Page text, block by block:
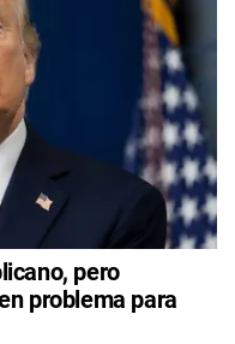
pero
problema para